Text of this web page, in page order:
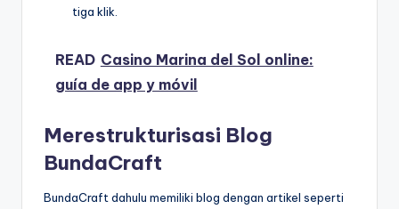
tiga klik.
READ Casino Marina del Sol online:
guía de app y móvil
Merestrukturisasi Blog
BundaCraft
BundaCraft dahulu memiliki blog dengan artikel seperti